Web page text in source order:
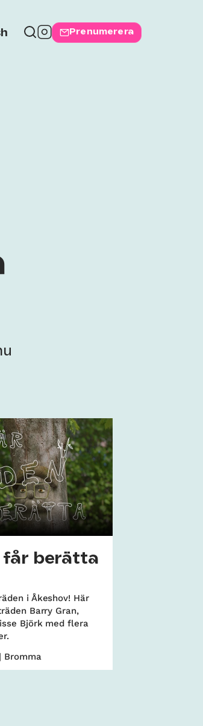
Prenumerera
får berätta
i Åkeshov! Här
Barry Gran,
Björk med flera
Bromma